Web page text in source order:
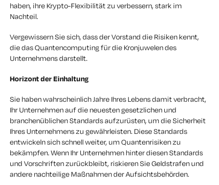
haben, ihre Krypto-Flexibilität zu verbessern, stark im
Nachteil.
Vergewissern Sie sich, dass der Vorstand die Risiken kennt,
die das Quantencomputing für die Kronjuwelen des
Unternehmens darstellt.
Horizont der Einhaltung
Sie haben wahrscheinlich Jahre Ihres Lebens damit verbracht,
Ihr Unternehmen auf die neuesten gesetzlichen und
branchenüblichen Standards aufzurüsten, um die Sicherheit
Ihres Unternehmens zu gewährleisten. Diese Standards
entwickeln sich schnell weiter, um Quantenrisiken zu
bekämpfen. Wenn Ihr Unternehmen hinter diesen Standards
und Vorschriften zurückbleibt, riskieren Sie Geldstrafen und
andere nachteilige Maßnahmen der Aufsichtsbehörden.